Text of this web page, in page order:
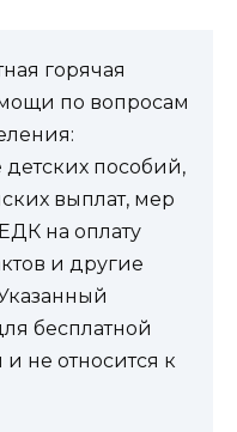
горячая
по вопросам
пособий,
выплат, мер
на оплату
и другие
бесплатной
не относится к